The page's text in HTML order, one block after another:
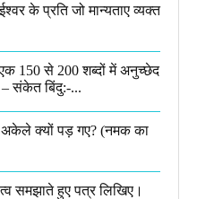
के प्रति जो मान्यताए व्यक्त
150 से 200 शब्दों में अनुच्छेद
– संकेत बिंदु:-...
अकेले क्यों पड़ गए? (नमक का
समझाते हुए पत्र लिखिए।